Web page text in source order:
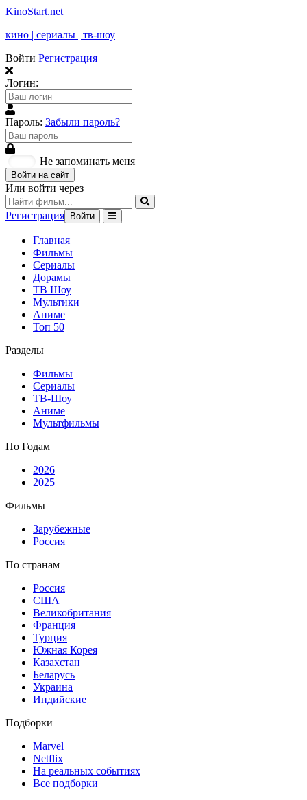
KinoStart.net
кино | сериалы | тв-шоу
Войти Регистрация
Логин:
Пароль: Забыли пароль?
Не запоминать меня
Войти на сайт
Или войти через
Регистрация Войти
Главная
Фильмы
Сериалы
Дорамы
ТВ Шоу
Мультики
Аниме
Топ 50
Разделы
Фильмы
Сериалы
ТВ-Шоу
Аниме
Мультфильмы
По Годам
2026
2025
Фильмы
Зарубежные
Россия
По странам
Россия
США
Великобритания
Франция
Турция
Южная Корея
Казахстан
Беларусь
Украина
Индийские
Подборки
Marvel
Netflix
На реальных событиях
Все подборки